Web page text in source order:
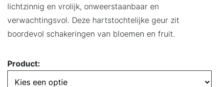
lichtzinnig en vrolijk, onweerstaanbaar en
verwachtingsvol. Deze hartstochtelijke geur zit
boordevol schakeringen van bloemen en fruit.
Product: